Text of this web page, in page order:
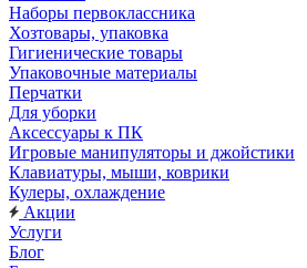
Наборы первоклассника
Хозтовары, упаковка
Гигиенические товары
Упаковочные материалы
Перчатки
Для уборки
Аксессуары к ПК
Игровые манипуляторы и джойстики
Клавиатуры, мыши, коврики
Кулеры, охлаждение
Акции
Услуги
Блог